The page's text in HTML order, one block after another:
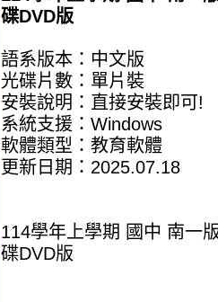
碟DVD版
語系版本：中文版
光碟片數：單片裝
安裝說明：直接安裝即可!
系統支援：Windows
軟體類型：教育軟體
更新日期：2025.07.18
114學年上學期 國中 南一
碟DVD版